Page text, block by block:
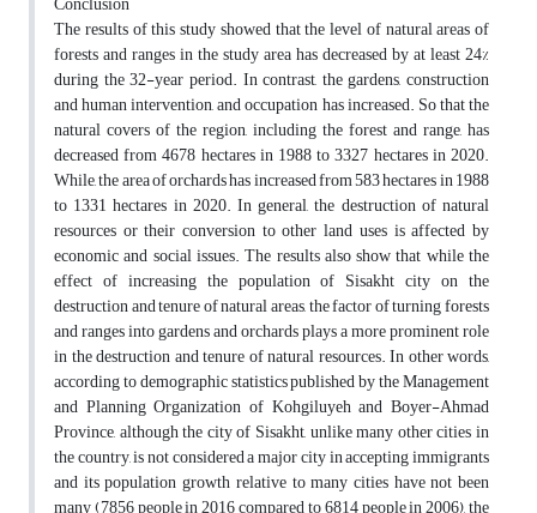
The results of this study showed that the level of natural areas of
forests and ranges in the study area has decreased by at least 24%
during the 32-year period. In contrast, the gardens, construction
and human intervention, and occupation has increased. So that the
natural covers of the region, including the forest and range, has
decreased from 4678 hectares in 1988 to 3327 hectares in 2020.
While, the area of orchards has increased from 583 hectares in 1988
to 1331 hectares in 2020. In general, the destruction of natural
resources or their conversion to other land uses is affected by
economic and social issues. The results also show that while the
effect of increasing the population of Sisakht city on the
destruction and tenure of natural areas, the factor of turning forests
and ranges into gardens and orchards plays a more prominent role
in the destruction and tenure of natural resources. In other words,
according to demographic statistics published by the Management
and Planning Organization of Kohgiluyeh and Boyer-Ahmad
Province, although the city of Sisakht, unlike many other cities in
the country, is not considered a major city in accepting immigrants
and its population growth relative to many cities have not been